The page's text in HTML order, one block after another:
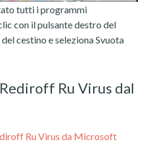
tutti i programmi
con il pulsante destro del
cestino e seleziona Svuota
Ru Virus dal
Ru Virus da Microsoft